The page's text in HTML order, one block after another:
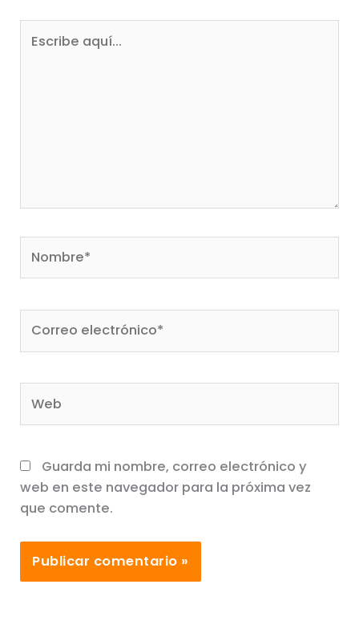
aquí...
electrónico*
Guarda mi nombre, correo electrónico y
web en este navegador para la próxima vez
que comente.